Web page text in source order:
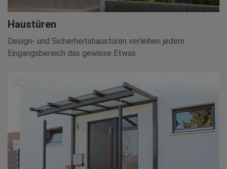
Haustüren
Design- und Sicherheitshaustüren verleihen jedem
Eingangsbereich das gewisse Etwas.